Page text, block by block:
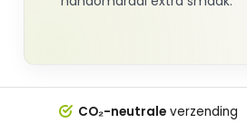
CO₂-neutrale verzending